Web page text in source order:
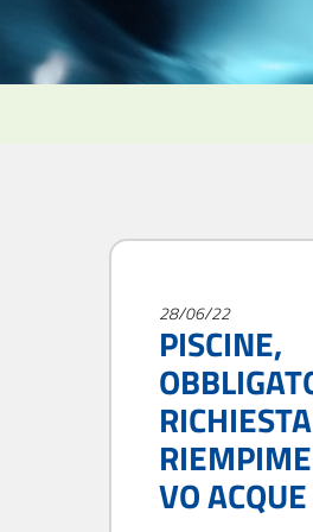
28/06/22
PISCINE,
VO ACQUE